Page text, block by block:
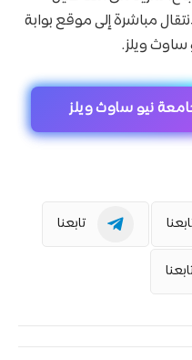
مباشرة إلى موقع بوابة
ساوث ويلز.
نيو ساوث ويلز
تابعنا